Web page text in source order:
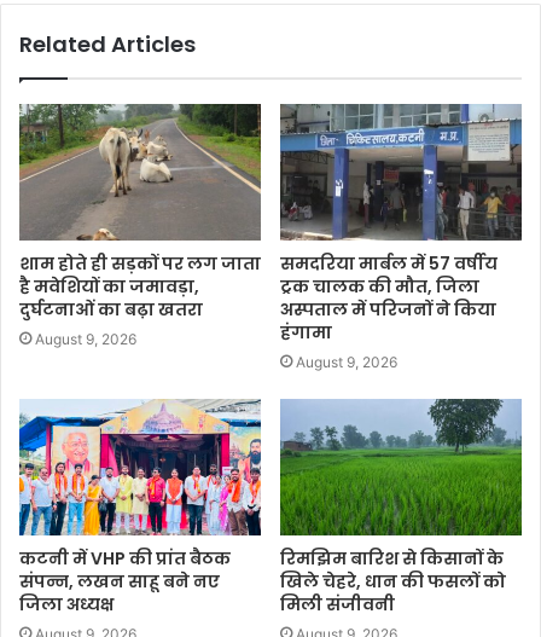
Related Articles
शाम होते ही सड़कों पर लग जाता
है मवेशियों का जमावड़ा,
दुर्घटनाओं का बढ़ा खतरा
August 9, 2026
समदरिया मार्बल में 57 वर्षीय
ट्रक चालक की मौत, जिला
अस्पताल में परिजनों ने किया
हंगामा
August 9, 2026
कटनी में VHP की प्रांत बैठक
संपन्न, लखन साहू बने नए
जिला अध्यक्ष
रिमझिम बारिश से किसानों के
खिले चेहरे, धान की फसलों को
मिली संजीवनी